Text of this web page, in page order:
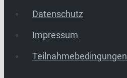
Datenschutz
Impressum
Teilnahmebedingungen